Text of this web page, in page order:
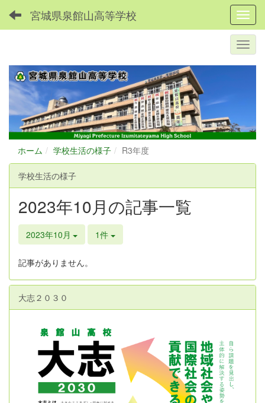
宮城県泉館山高等学校
ホーム 学校生活の様子 R3年度
学校生活の様子
2023年10月の記事一覧
2023年10月 1件
記事がありません。
大志２０３０